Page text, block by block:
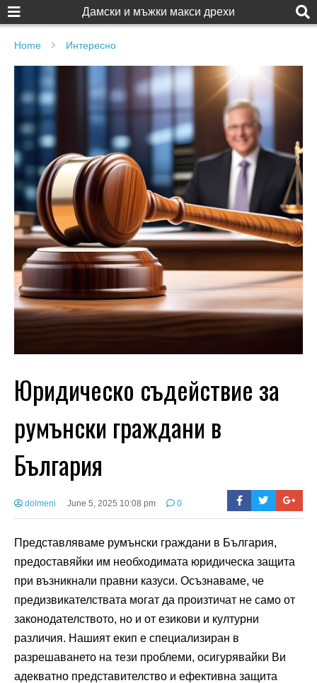
Дамски и мъжки макси дрехи
Home Интересно
Юридическо съдействие за
румънски граждани в
България
dolmeni June 5, 2025 10:08 pm 0
Представляваме румънски граждани в България,
предоставяйки им необходимата юридическа защита
при възникнали правни казуси. Осъзнаваме, че
предизвикателствата могат да произтичат не само от
законодателството, но и от езикови и културни
различия. Нашият екип е специализиран в
разрешаването на тези проблеми, осигурявайки Ви
адекватно представителство и ефективна защита